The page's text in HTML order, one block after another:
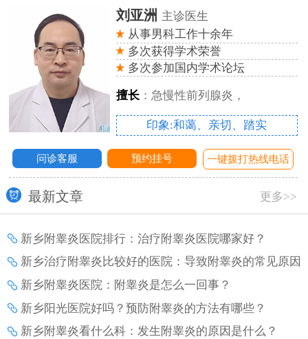
刘亚洲 主诊医生
从事男科工作十余年
多次获得学术荣誉
多次参加国内学术论坛
擅长：急慢性前列腺炎，
印象:和蔼、亲切、踏实
问诊客服 预约挂号 一键拨打热线电话
最新文章 更多>>
新乡附睾炎医院排行：治疗附睾炎医院哪家好？
新乡治疗附睾炎比较好的医院：导致附睾炎的常见原因
有哪些？
新乡附睾炎医院：附睾炎是怎么一回事？
新乡阳光医院好吗？预防附睾炎的方法有哪些？
新乡附睾炎看什么科：发生附睾炎的原因是什么？